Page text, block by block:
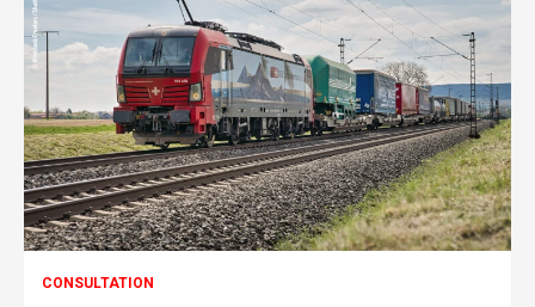
CONSULTATION